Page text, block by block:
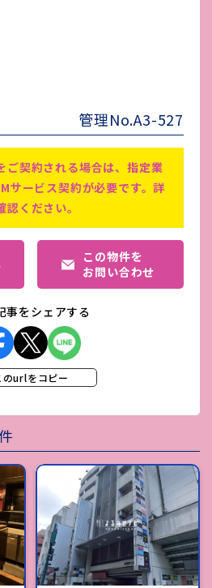
仲介手数料賃料1ヵ月分あり
管理No.A3-527
ご契約される場合は、指定業
サービス契約が必要です。詳
認ください。
この物件を
お問い合わせ
事をシェアする
のurlをコピー